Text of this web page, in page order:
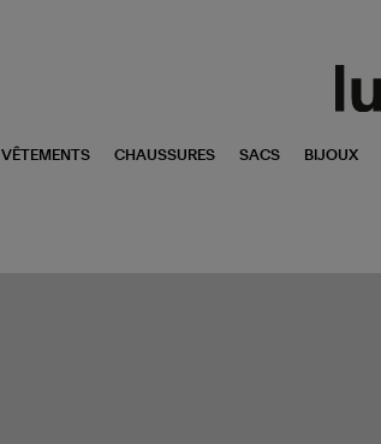
VÊTEMENTS CHAUSSURES SACS BIJOUX